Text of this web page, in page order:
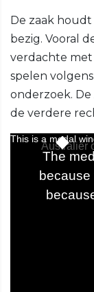
De zaak
bezig. Vooral
verdachte
spelen
onderzoek.
de verdere